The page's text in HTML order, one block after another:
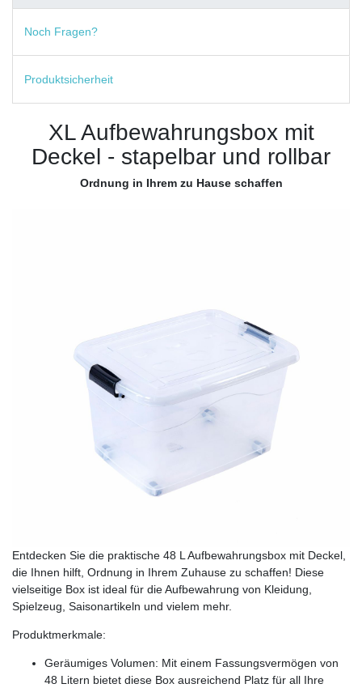
Noch Fragen?
Produktsicherheit
XL Aufbewahrungsbox mit
Deckel - stapelbar und rollbar
Ordnung in Ihrem zu Hause schaffen
Entdecken Sie die praktische 48 L Aufbewahrungsbox mit Deckel,
die Ihnen hilft, Ordnung in Ihrem Zuhause zu schaffen! Diese
vielseitige Box ist ideal für die Aufbewahrung von Kleidung,
Spielzeug, Saisonartikeln und vielem mehr.
Produktmerkmale:
Geräumiges Volumen: Mit einem Fassungsvermögen von
48 Litern bietet diese Box ausreichend Platz für all Ihre